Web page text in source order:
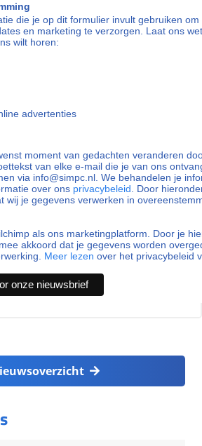
die je op dit formulier invult gebruiken
en marketing te verzorgen. Laat ons
wilt horen:
advertenties
moment van gedachten veranderen
van elke e-mail die je van ons
via info@simpc.nl. We behandelen je
over ons privacybeleid. Door
wij je gegevens verwerken in
als ons marketingplatform. Door je
akkoord dat je gegevens worden
Meer lezen over het privacybeleid